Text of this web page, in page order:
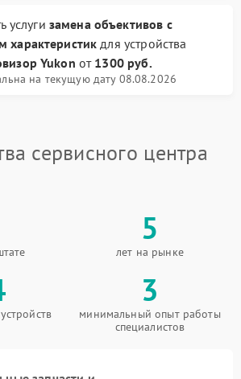
услуги замена объективов с
характеристик для устройства
Yukon от 1300 руб.
на текущую дату 08.08.2026
сервисного центра
5
лет на рынке
3
минимальный опыт работы
специалистов